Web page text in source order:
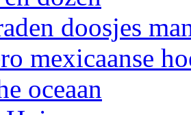
doosjes
mexicaanse
oceaan